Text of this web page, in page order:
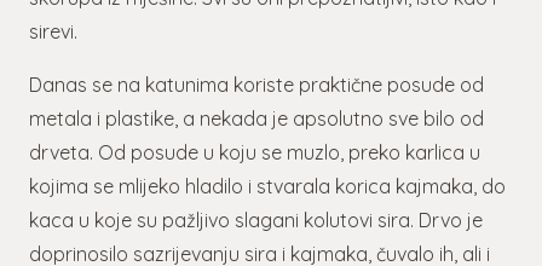
sirevi.
Danas se na katunima koriste praktične posude od
metala i plastike, a nekada je apsolutno sve bilo od
drveta. Od posude u koju se muzlo, preko karlica u
kojima se mlijeko hladilo i stvarala korica kajmaka, do
kaca u koje su pažljivo slagani kolutovi sira. Drvo je
doprinosilo sazrijevanju sira i kajmaka, čuvalo ih, ali i